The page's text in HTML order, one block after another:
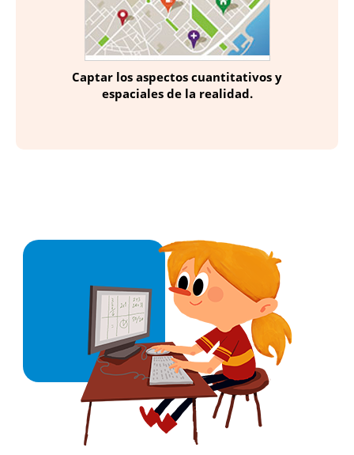
Captar los aspectos cuantitativos y
espaciales de la realidad.